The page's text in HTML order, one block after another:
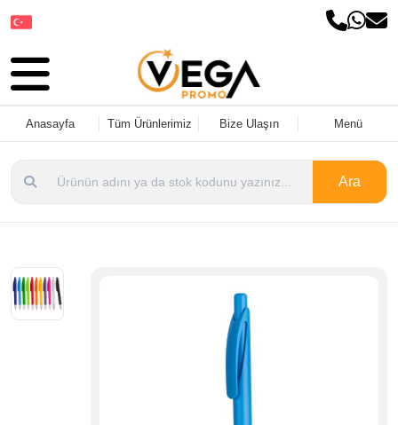
Anasayfa Tüm Ürünlerimiz Bize Ulaşın Menü
Ara